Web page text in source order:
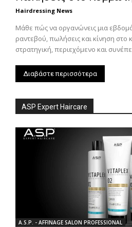
Hairdressing News
Μάθε πώς να οργανώνεις μια
ραντεβού, πωλήσεις και κίνηση στο
στρατηγική, περιεχόμενο και
Διαβάστε περισσότερα
ASP Expert Haircare
A.S.P. - AFFINAGE SALON PROFESSIONAL